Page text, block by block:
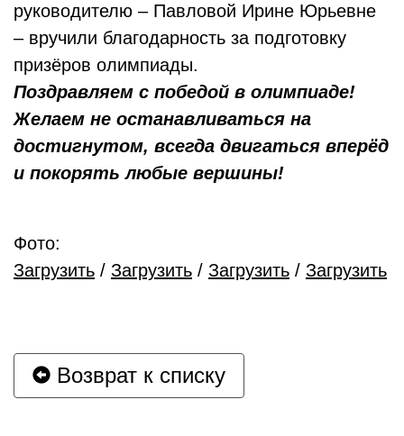
руководителю – Павловой Ирине Юрьевне
– вручили благодарность за подготовку
призёров олимпиады.
Поздравляем с победой в олимпиаде!
Желаем не останавливаться на
достигнутом, всегда двигаться вперёд
и покорять любые вершины!
Фото:
Загрузить / Загрузить / Загрузить / Загрузить
Возврат к списку